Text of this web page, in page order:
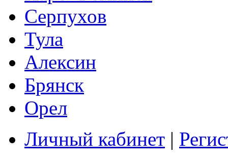
Серпухов
Тула
Алексин
Брянск
Орел
Личный кабинет |